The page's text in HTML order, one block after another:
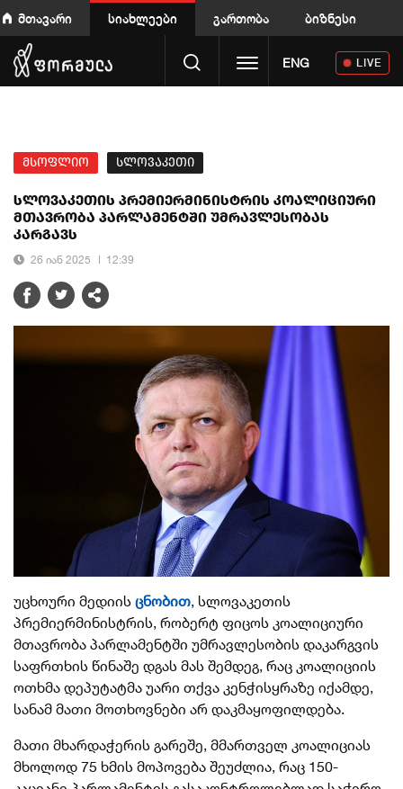
მთავარი სიახლეები გართობა ბიზნესი
Toggle navigation
ENG LIVE
მსოფლიო სლოვაკეთი
სლოვაკეთის პრემიერმინისტრის კოალიციური
მთავრობა პარლამენტში უმრავლესობას
კარგავს
26 იან 2025 12:39
უცხოური მედიის ცნობით, სლოვაკეთის
პრემიერმინისტრის, რობერტ ფიცოს კოალიციური
მთავრობა პარლამენტში უმრავლესობის დაკარგვის
საფრთხის წინაშე დგას მას შემდეგ, რაც კოალიციის
ოთხმა დეპუტატმა უარი თქვა კენჭისყრაზე იქამდე,
სანამ მათი მოთხოვნები არ დაკმაყოფილდება.
მათი მხარდაჭერის გარეშე, მმართველ კოალიციას
მხოლოდ 75 ხმის მოპოვება შეუძლია, რაც 150-